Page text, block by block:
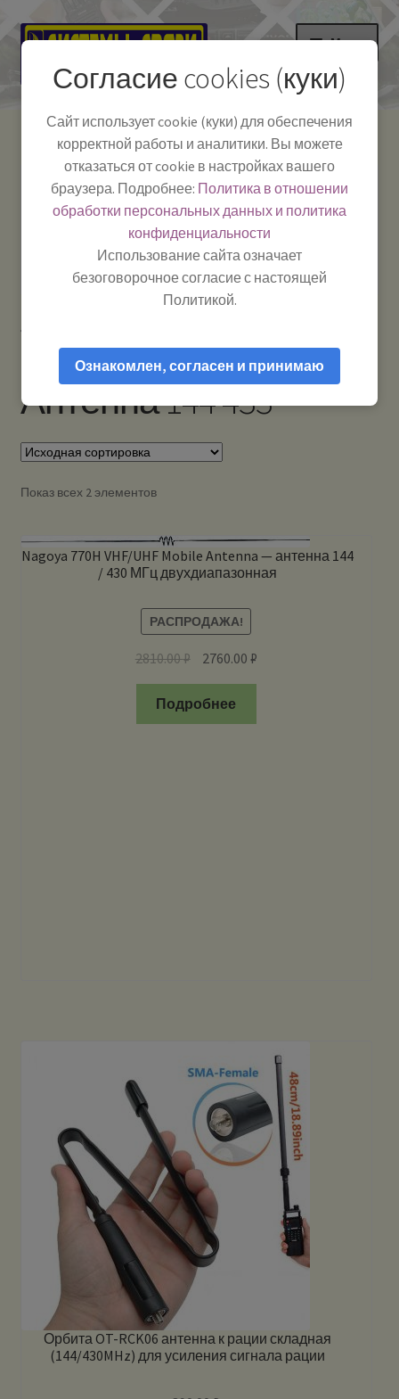
Перейти
навигации
Перейти
содержимому
Меню
Как пользоваться
Полезная информация
Мой аккаунт
Системы Связи:
г. Красноярск, ул.
Работаем:Пн-Пт:
10:00–18:00
-
Телефон:+7-
391-249-1040
Тел.|WA|Telegram:
+79029904090
Антенна 144 433
Показ всех 2 элементов
Nagoya 770H VHF/UHF Mobile Antenna — антенна 144
/ 430 МГц двухдиапазонная
РАСПРОДАЖА!
2810.00₽ 2760.00 ₽
Подробнее
Орбита OT-RCK06 антенна к рации складная
(144/430MHz) для усиления сигнала рации
Согласие cookies (куки)
Сайт использует cookie (куки) для обеспечения
корректной работы и аналитики. Вы можете
отказаться от cookie в настройках вашего
браузера. Подробнее: Политика в отношении
обработки персональных данных и политика
конфиденциальности
Использование сайта означает
безоговорочное согласие с настоящей
Политикой.
Ознакомлен, согласен и принимаю